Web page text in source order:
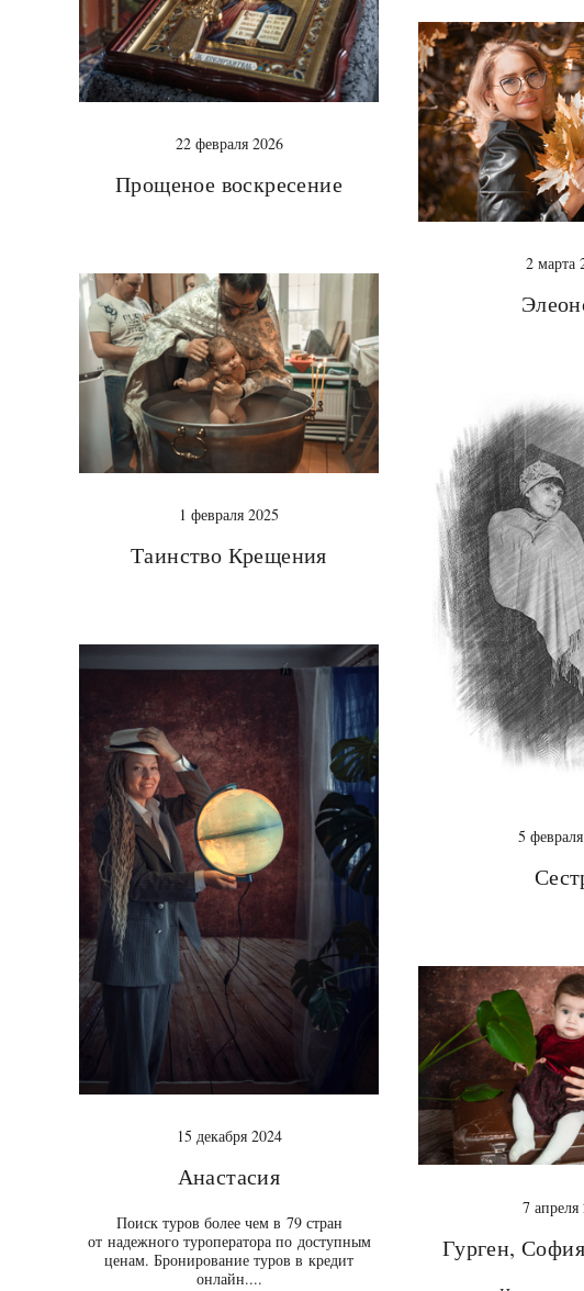
22 февраля 2026
Прощеное воскресение
2 марта
1 февраля 2025
Таинство Крещения
5
15 декабря 2024
Анастасия
Поиск туров более чем в 79 стран
от надежного туроператора по доступным
ценам. Бронирование туров в кредит
онлайн....
7 апреля
Гурген,